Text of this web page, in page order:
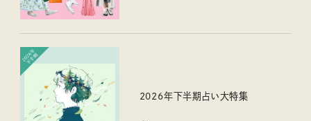
2026年下半期占い大特集